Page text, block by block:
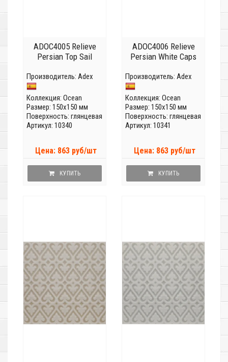
ADOC4005 Relieve
Persian Top Sail
Производитель: Adex
Коллекция: Ocean
Размер: 150x150 мм
Поверхность: глянцевая
Артикул: 10340
Цена: 863 руб/шт
КУПИТЬ
ADOC4006 Relieve
Persian White Caps
Производитель: Adex
Коллекция: Ocean
Размер: 150x150 мм
Поверхность: глянцевая
Артикул: 10341
Цена: 863 руб/шт
КУПИТЬ